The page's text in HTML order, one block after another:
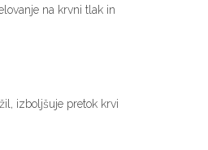
na krvni tlak in
izboljšuje pretok krvi